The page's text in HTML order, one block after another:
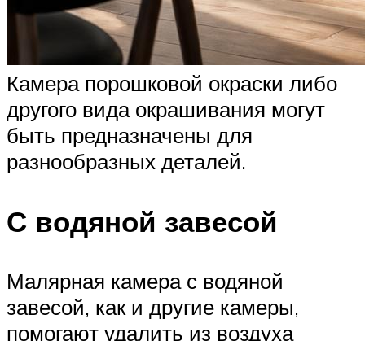
Камера порошковой окраски либо
другого вида окрашивания могут
быть предназначены для
разнообразных деталей.
С водяной завесой
Малярная камера с водяной
завесой, как и другие камеры,
помогают удалить из воздуха